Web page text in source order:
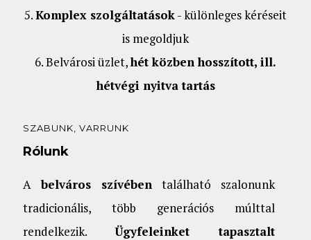
5.Komplex szolgáltatások- különleges kéréseit
is megoldjuk
6. Belvárosi üzlet,hét közben hosszított, ill.
hétvégi nyitva tartás
SZABUNK, VARRUNK
Rólunk
Abelváros szívébentalálható szalonunk
tradicionális, több generációs múlttal
rendelkezik.Ügyfeleinket tapasztalt